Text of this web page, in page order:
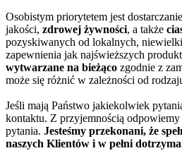
Osobistym priorytetem jest
jakości, zdrowej żywności, a także
pozyskiwanych od lokalnych,
zapewnienia jak najświeższych
wytwarzane na bieżąco zgodnie z
może się różnić w zależności od
Jeśli mają Państwo jakiekolwiek
kontaktu. Z przyjemnością odpowiemy
pytania. Jesteśmy przekonani, że
naszych Klientów i w pełni